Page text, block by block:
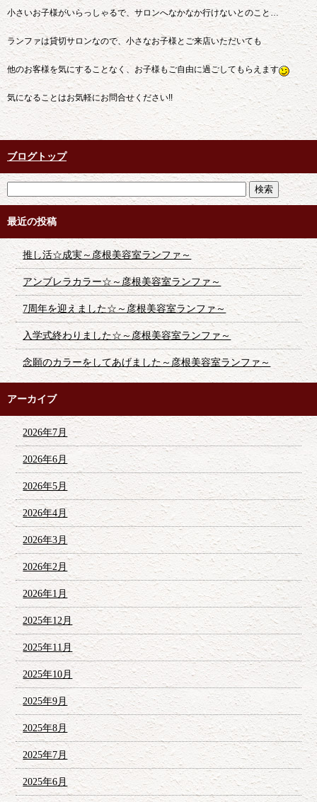
小さいお子様がいらっしゃるで、サロンへなかなか行けないとのこと…
ランファは貸切サロンなので、小さなお子様とご来店いただいても
他のお客様を気にすることなく、お子様もご自由に過ごしてもらえます
気になることはお気軽にお問合せください!!
ブログトップ
最近の投稿
推し活☆成実～彦根美容室ランファ～
アンブレラカラー☆～彦根美容室ランファ～
7周年を迎えました☆～彦根美容室ランファ～
入学式終わりました☆～彦根美容室ランファ～
念願のカラーをしてあげました～彦根美容室ランファ～
アーカイブ
2026年7月
2026年6月
2026年5月
2026年4月
2026年3月
2026年2月
2026年1月
2025年12月
2025年11月
2025年10月
2025年9月
2025年8月
2025年7月
2025年6月